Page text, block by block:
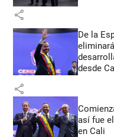
share
De la
desde
share
así fue
en Cali